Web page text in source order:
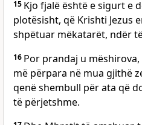
15 Kjo fjalë është e sigurt e
plotësisht, që Krishti Jezus
shpëtuar mëkatarët, ndër
16 Por prandaj u
më përpara në mua gjithë
qenë shembull për ata që
të përjetshme.